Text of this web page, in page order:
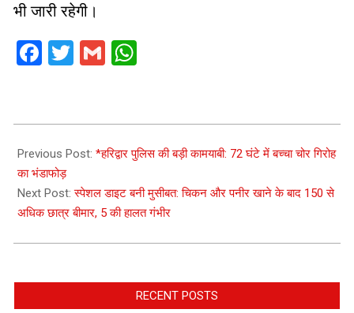
भी जारी रहेगी।
Facebook
Twitter
Gmail
06-
11
Previous Post: *हरिद्वार पुलिस की बड़ी कामयाबी: 72 घंटे में बच्चा चोर गिरोह
का भंडाफोड़
Next Post:स्पेशल डाइट बनी मुसीबत: चिकन और पनीर खाने के बाद 150 से
अधिक छात्र बीमार, 5 की हालत गंभीर
RECENT POSTS